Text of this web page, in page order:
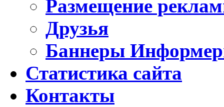
Размещение
Друзья
Баннеры
Статистика сайта
Контакты